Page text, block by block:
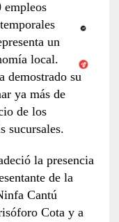
empleos
un
local.
demostrado su
ya más de
de los
sucursales.
la presencia
de la
Cantú
Cota y a